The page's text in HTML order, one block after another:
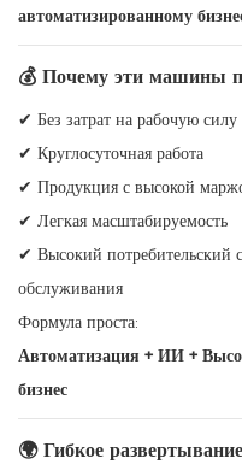
автоматизированному
💰 Почему эти машины
✔ Без затрат на рабочую силу
✔ Круглосуточная работа
✔ Продукция с высокой
✔ Легкая масштабируемость
✔ Высокий потребительский
обслуживания
Формула проста:
Автоматизация + ИИ +
бизнес
🌍 Гибкое